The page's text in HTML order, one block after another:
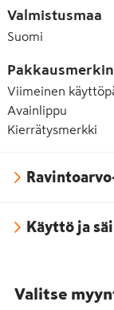
Valmistusmaa
Suomi
Viimeinen
Avainlippu
Kierrätysmerkki
Käyttö ja
Valitse